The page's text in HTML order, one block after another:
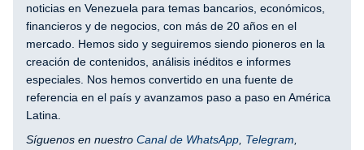
noticias en Venezuela para temas bancarios, económicos,
financieros y de negocios, con más de 20 años en el
mercado. Hemos sido y seguiremos siendo pioneros en la
creación de contenidos, análisis inéditos e informes
especiales. Nos hemos convertido en una fuente de
referencia en el país y avanzamos paso a paso en América
Latina.
Síguenos en nuestro Canal de WhatsApp Telegram